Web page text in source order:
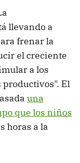
llevando a
frenar la
el creciente
a los
productivos". El
una
que los niños
horas a la